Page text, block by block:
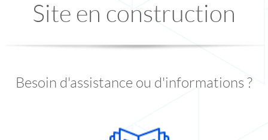
Site en construction
Besoin d'assistance ou d'informations ?